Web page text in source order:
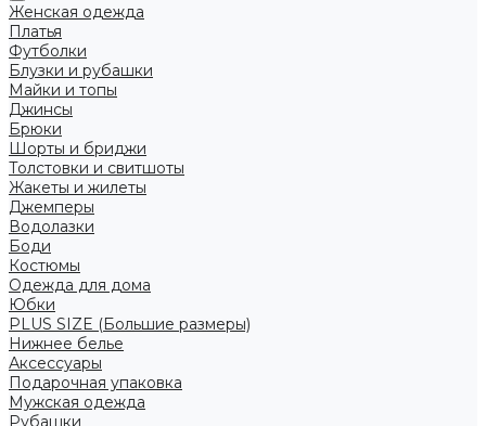
Женская одежда
Платья
Футболки
Блузки и рубашки
Майки и топы
Джинсы
Брюки
Шорты и бриджи
Толстовки и свитшоты
Жакеты и жилеты
Джемперы
Водолазки
Боди
Костюмы
Одежда для дома
Юбки
PLUS SIZE (Большие размеры)
Нижнее белье
Аксессуары
Подарочная упаковка
Мужская одежда
Рубашки